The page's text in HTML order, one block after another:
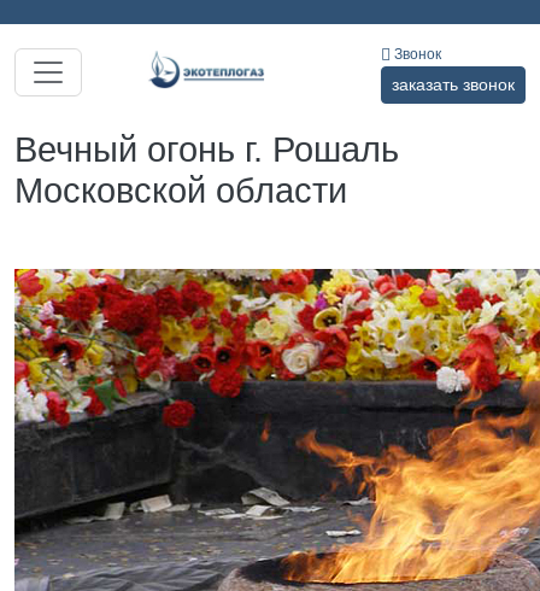
Звонок
заказать звонок
Вечный огонь г. Рошаль
Московской области